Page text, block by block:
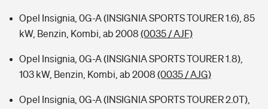
Opel Insignia, 0G-A (INSIGNIA SPORTS TOURER 1.6), 85
kW, Benzin, Kombi, ab 2008 (0035 / AJF)
Opel Insignia, 0G-A (INSIGNIA SPORTS TOURER 1.8),
103 kW, Benzin, Kombi, ab 2008 (0035 / AJG)
Opel Insignia, 0G-A (INSIGNIA SPORTS TOURER 2.0T),